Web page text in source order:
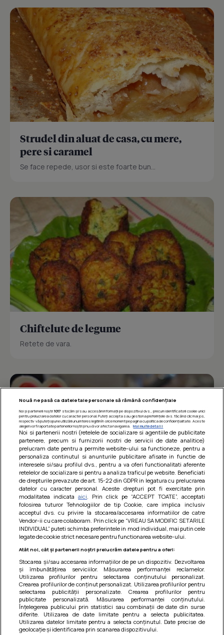
Strudel din aluat de casa, cu mere,
pere si caramel
Se face repede, usor si este foarte bun...
Chiftelute de legume
Retete de vara.
Barcute din vinete cu arpagic rosu
Un deliciu usor de preparat!
Nouă ne pasă ca datele tale personale să rămână confidențiale
Noi și partenerii noștri 1017 stocăm și/sau accesăm informații pe dispozitivul dvs., precum identificatorii cookie unici
pentru prelucrarea datelor cu caracter personal. Puteți accepta sau gestiona preferințele dvs. făcând clic mai jos,
respectiv vă puteți opune utilizării unui interes legitim în orice moment pe pagina cu politica de confidențialitate. Aceste
alegeri vor fi raportate partenerilor noștri și nu vă vor afecta navigarea.
Mai multe detalii
Noi si partenerii nostri (retelele de socializare si agentiile de publicitate
partenere, precum si furnizorii nostri de servicii de date analitice)
prelucram date pentru a permite website-ului sa functioneze, pentru a
personaliza continutul si anunturile publicitare afisate in functie de
interesele si/sau profilul dvs., pentru a va oferi functionalitati aferente
retelelor de socializare si pentru a analiza traficul pe website. Beneficiati
de drepturile prevazute de art. 15-22 din GDPR in legatura cu prelucrarea
datelor cu caracter personal. Aceste drepturi pot fi exercitate prin
modalitatea indicataaici . Prin click pe “ACCEPT TOATE”, acceptati
folosirea tuturor Tehnologiilor de tip Cookie, care implica inclusiv
acceptul dvs. cu privire la stocarea/accesarea informatiilor de catre
Vendor-ii cu care colaboram. Prin click pe “VREAU SA MODIFIC SETARILE
INDIVIDUAL” puteti schimba preferintele in mod individual, mai putin cele
legate de cookie strict necesare pentru functionarea website-ului.
Atât noi, cât și partenerii noștri prelucrăm datele pentru a oferi:
Stocarea și/sau accesarea informațiilor de pe un dispozitiv. Dezvoltarea
și îmbunătățirea serviciilor. Măsurarea performanței reclamelor.
Utilizarea profilurilor pentru selectarea conținutului personalizat.
Crearea profilurilor de conținut personalizat. Utilizarea profilurilor pentru
selectarea publicității personalizate. Crearea profilurilor pentru
publicitate personalizată. Măsurarea performanței conținutului.
Înțelegerea publicului prin statistici sau combinații de date din surse
diferite. Utilizarea de date limitate pentru a selecta publicitatea.
Utilizarea datelor limitate pentru a selecta conținutul. Date precise de
geolocație și identificarea prin scanarea dispozitivului.